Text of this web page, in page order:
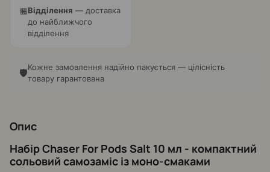
🏪Відділення — доставка
до найближчого
відділення
🛡️Кожне замовлення надійно пакується — цілісність
товару гарантована
Опис
Набір Chaser For Pods Salt 10 мл - компактний
сольовий самозаміс із моно-смаками